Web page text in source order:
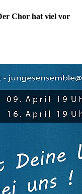
Chor hat viel vor